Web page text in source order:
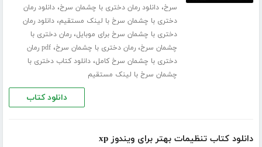
سرخ،دانلود رمان دختری با چشمان سرخ،دانلود رمان
دختری با چشمان سرخ با لینک مستقیم،دانلود رمان
دختری با چشمان سرخ برای موبایل،رمان دختری با
چشمان سرخ،رمان دختری با چشمان سرخ،
pdf رمان
دختری با چشمان سرخ کامل،دانلود کتاب دختری با
چشمان سرخ با لینک مستقیم
دانلود کتاب
دانلود کتاب تنظیمات بهتر برای ویندوز xp